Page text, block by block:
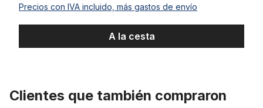
Precios con IVA incluido, más gastos de envío
A la cesta
Clientes que también compraron